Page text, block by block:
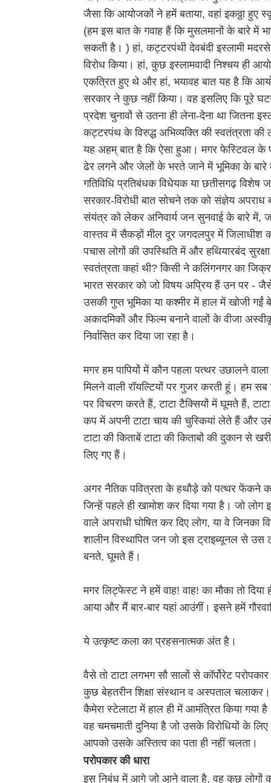
जैसा कि आयोजकों ने हमें बताया, वहां इकठ्ठा
(हम इस बात के गवाह हैं कि मुसलमानों के बारे में
सकती है। ) हां, कट्टरपंथी देवबंदी इस्लामी
विरोध किया। हां, कुछ इस्लामवादी निश्चय ही
एकत्रित हुए थे और हां, भयावह बात यह है कि
सरकार ने कुछ नहीं किया। वह इसलिए कि पूरे
प्रदेश चुनावों से उतना ही लेना-देना था जितना
कट्टरपंथ के विरुद्ध अभिव्यक्ति की स्वतंत्रता
यह अहम् बात है कि ऐसा हुआ। मगर फेस्टिवल के
ढेर लगने और जेलों के भरते जाने में भूमिका के बारे में
गतिविधि प्रतिबंधक विधेयक या छतीसगढ़ विशेष
सरकार-विरोधी बात सोचने तक को संज्ञेय अपराध
संयंत्र को लेकर अनिवार्य जन सुनवाई के बारे में,
वास्तव में सैकड़ों मील दूर जगदलपुर में जिलाधीश
पचास लोगों की उपस्थिति में और हथियारबंद
स्वतंत्रता कहां थी? किसी ने कलिंगनगर का
भारत सरकार को जो विषय अप्रिय हैं उन पर -
उसकी गुप्त भूमिका या कश्मीर में हाल में खोजी
अकादमिकों और फिल्म बनाने वालों के वीजा
निर्वासित कर दिया जा रहा है।
मगर हम पापियों में कौन पहला पत्थर उछालने
मिलने वाली रॉयल्टियों पर गुजर करती हूं। हम
पर विचरण करते हैं, टाटा टैक्सियों में घूमते हैं,
कप में अपनी टाटा चाय की चुस्कियां लेते हैं और
टाटा की किताबें टाटा की किताबों की दुकान से
लिए गए हैं।
अगर नैतिक पवित्रता के हथौड़े को पत्थर फेंकने
जिन्हें पहले ही खामोश कर दिया गया है। जो
वाले अपराधी घोषित कर दिए लोग, या वे जिनका
शालीन विस्थापित जन जो इस ट्राइब्यूनल से उस
बनते, घूमते हैं।
मगर लिट्फेस्ट ने हमें वाह! वाह! का मौका तो
आया और मैं बार-बार यहां आउंगीं। इसने हमें
ये उत्कृष्ट कला का प्रहसनात्मक अंत है।
वैसे तो टाटा लगभग सौ सालों से कॉर्पोरेट
कुछ बेहतरीन शिक्षा संस्थान व अस्पताल चलाकर।
कैमेरा स्टेलाटा में हाल ही में आमंत्रित किया गया
वह चमचमाती दुनिया है जो उसके विरोधियों के
आपको उसके अस्तित्व का पता ही नहीं चलता।
परोपकार की धारा
इस निबंध में आगे जो आने वाला है, वह कुछ लोगों